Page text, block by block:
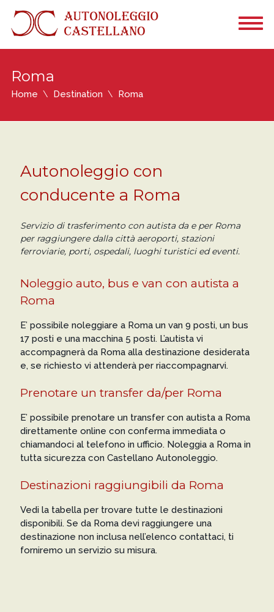
Roma
Home Destination Roma
Autonoleggio con
conducente a Roma
Servizio di trasferimento con autista da e per Roma
per raggiungere dalla città aeroporti, stazioni
ferroviarie, porti, ospedali, luoghi turistici ed eventi.
Noleggio auto, bus e van con autista a
Roma
E’ possibile noleggiare a Roma un van 9 posti, un bus
17 posti e una macchina 5 posti. L’autista vi
accompagnerà da Roma alla destinazione desiderata
e, se richiesto vi attenderà per riaccompagnarvi.
Prenotare un transfer da/per Roma
E’ possibile prenotare un transfer con autista a Roma
direttamente online con conferma immediata o
chiamandoci al telefono in ufficio. Noleggia a Roma in
tutta sicurezza con Castellano Autonoleggio.
Destinazioni raggiungibili da Roma
Vedi la tabella per trovare tutte le destinazioni
disponibili. Se da Roma devi raggiungere una
destinazione non inclusa nell’elenco contattaci, ti
forniremo un servizio su misura.